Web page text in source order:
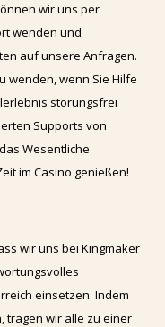
wir uns per
wenden und
auf unsere Anfragen.
wenden, wenn Sie Hilfe
störungsfrei
Supports von
Wesentliche
im Casino genießen!
wir uns bei Kingmaker
einsetzen. Indem
tragen wir alle zu einer